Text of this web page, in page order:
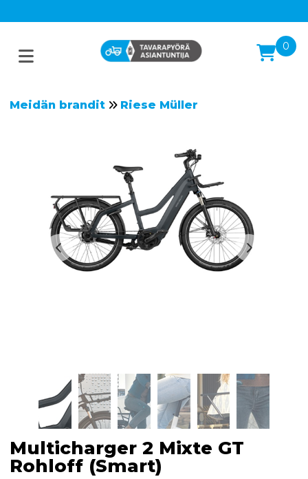
0
Meidän brandit Riese Müller
Multicharger 2 Mixte GT
Rohloff (Smart)